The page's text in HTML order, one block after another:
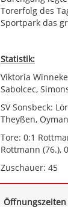
Torerfolg des
Sportpark das
Statistik:
Viktoria
Sabolcec,
SV Sonsbeck:
Theyßen,
Tore: 0:1
Rottmann (76.),
Zuschauer: 45
Öffnungszeiten